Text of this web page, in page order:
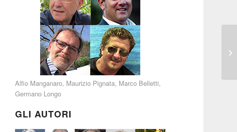
Alfio Manganaro, Maurizio Pignata, Marco Belletti,
Germano Longo
GLI AUTORI